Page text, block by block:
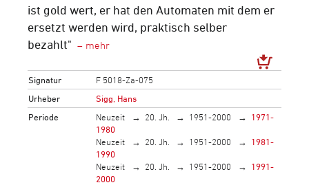
ist gold wert, er hat den Automaten mit dem er
ersetzt werden wird, praktisch selber
bezahlt"
Signatur
F 5018-Za-075
Urheber
Sigg, Hans
Periode
Neuzeit 20. Jh. 1951-2000
1971-
1980
Neuzeit
20. Jh. 1951-2000
1981-
1990
Neuzeit
20. Jh. 1951-2000
1991-
2000